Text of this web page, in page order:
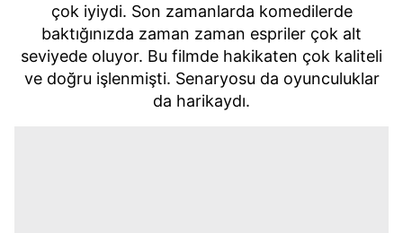
çok iyiydi. Son zamanlarda komedilerde
baktığınızda zaman zaman espriler çok alt
seviyede oluyor. Bu filmde hakikaten çok kaliteli
ve doğru işlenmişti. Senaryosu da oyunculuklar
da harikaydı.